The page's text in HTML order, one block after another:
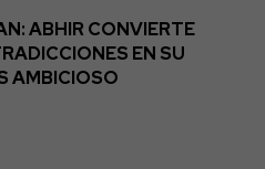
ABHIR CONVIERTE
EN SU
AMBICIOSO